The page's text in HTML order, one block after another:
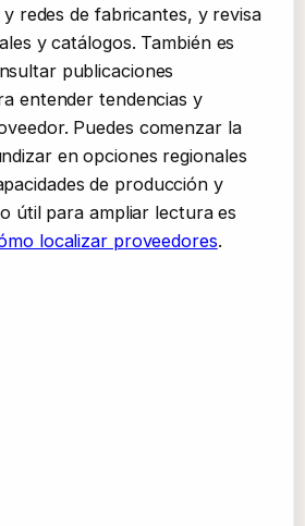
redes de fabricantes, y revisa
y catálogos. También es
publicaciones
entender tendencias y
Puedes comenzar la
en opciones regionales
de producción y
útil para ampliar lectura es
localizar proveedores.